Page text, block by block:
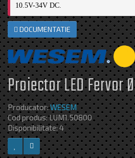
10.5V-34V DC.
DOCUMENTATIE
Proiector LED Fervor
Producator:WESEM
Cod produs: LUM1.50800
Disponibilitate: 4